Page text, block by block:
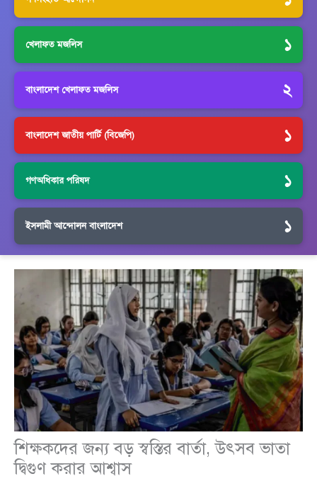
খেলাফত মজলিস ১
বাংলাদেশ খেলাফত মজলিস ২
বাংলাদেশ জাতীয় পার্টি (বিজেপি) ১
গণঅধিকার পরিষদ ১
ইসলামী আন্দোলন বাংলাদেশ ১
শিক্ষকদের জন্য বড় স্বস্তির বার্তা, উৎসব ভাতা
দ্বিগুণ করার আশ্বাস